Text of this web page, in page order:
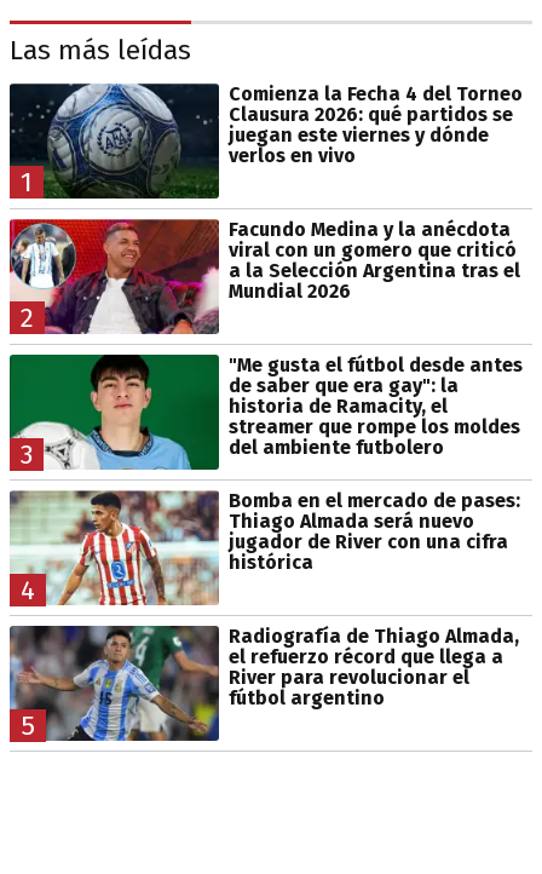
Las más leídas
1
Comienza la Fecha 4 del Torneo
Clausura 2026: qué partidos se
juegan este viernes y dónde
verlos en vivo
2
Facundo Medina y la anécdota
viral con un gomero que criticó
a la Selección Argentina tras el
Mundial 2026
3
"Me gusta el fútbol desde antes
de saber que era gay": la
historia de Ramacity, el
streamer que rompe los moldes
del ambiente futbolero
4
Bomba en el mercado de pases:
Thiago Almada será nuevo
jugador de River con una cifra
histórica
5
Radiografía de Thiago Almada,
el refuerzo récord que llega a
River para revolucionar el
fútbol argentino